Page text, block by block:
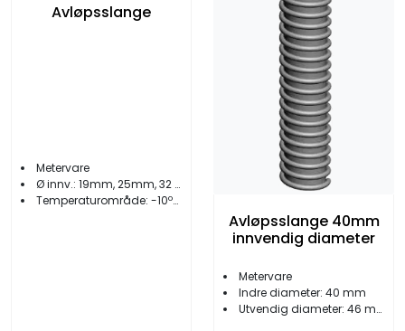
Avløpsslange
Metervare
Ø innv.: 19mm, 25mm, 32 mm
Temperaturområde: -10ºC til +60ºC
Avløpsslange 40mm
innvendig diameter
Metervare
Indre diameter: 40 mm
Utvendig diameter: 46 mm